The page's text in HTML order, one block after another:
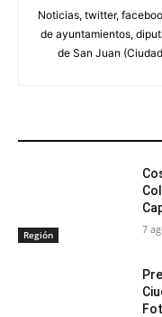
Noticias, twitter,
de ayuntamientos,
de San Juan
Región 7